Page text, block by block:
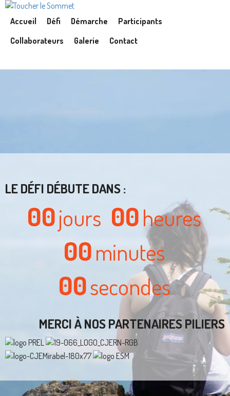
Accueil Défi Démarche
Participants
Collaborateurs
Galerie Contact
LEDÉFI DÉBUTE DANS :
00jours 00heures
00minutes
00secondes
MERCI À NOS PARTENAIRES PILIERS